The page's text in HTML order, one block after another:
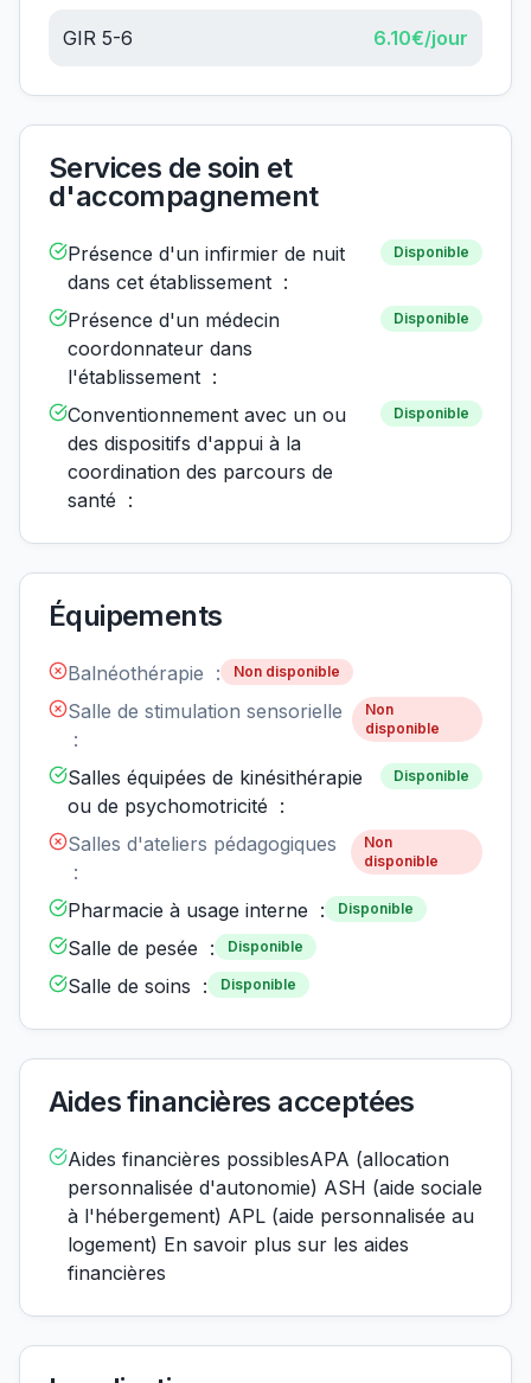
GIR 5-6 6.10€/jour
Services de soin et
d'accompagnement
Présence d'un infirmier de nuit
dans cet établissement :
Disponible
Présence d'un médecin
coordonnateur dans
l'établissement :
Disponible
Conventionnement avec un ou
des dispositifs d'appui à la
coordination des parcours de
santé :
Disponible
Équipements
Balnéothérapie : Non disponible
Salle de stimulation sensorielle
:
Non
disponible
Salles équipées de kinésithérapie
ou de psychomotricité :
Disponible
Salles d'ateliers pédagogiques
:
Non
disponible
Pharmacie à usage interne : Disponible
Salle de pesée : Disponible
Salle de soins : Disponible
Aides financières acceptées
Aides financières possiblesAPA (allocation
personnalisée d'autonomie) ASH (aide sociale
à l'hébergement) APL (aide personnalisée au
logement) En savoir plus sur les aides
financières